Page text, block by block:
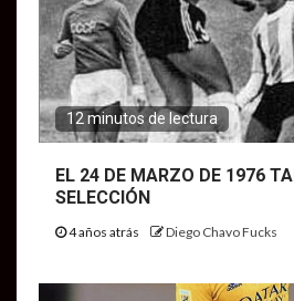
12 minutos de lectura
EL 24 DE MARZO DE 1976
SELECCIÓN
4 años atrás Diego Chavo Fucks